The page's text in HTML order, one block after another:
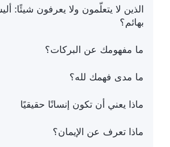
الذين لا يتعلّمون ولا يعرفون شيئًا:
بهائم؟
ما مفهومك عن البركات؟
ما مدى فهمك لله؟
ماذا يعني أن تكون إنسانًا حقيقيًا
ماذا تعرف عن الإيمان؟